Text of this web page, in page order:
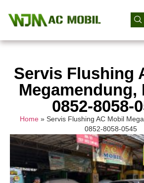
Servis Flushing
Megamendung,
0852-8058-
Home» Servis Flushing AC Mobil
0852-8058-0545